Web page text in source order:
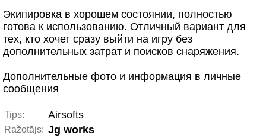
Экипировка в хорошем состоянии, полностью
готова к использованию. Отличный вариант для
тех, кто хочет сразу выйти на игру без
дополнительных затрат и поисков снаряжения.
Дополнительные фото и информация в личные
сообщения
Tips: Airsofts
Ražotājs: Jg works